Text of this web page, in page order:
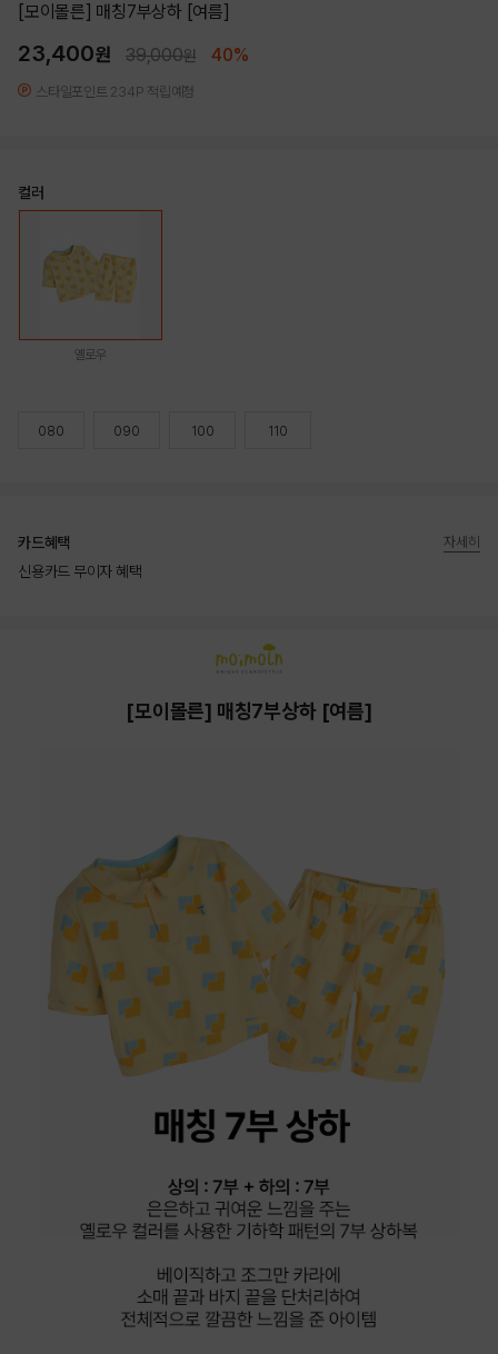
[모이몰른] 매칭7부상하 [여름]
23,400원 39,000원 40%
스타일포인트 234P 적립예정
컬러
옐로우
080 090 100 110
카드혜택
신용카드 무이자 혜택
자세히
[모이몰른] 매칭7부상하 [여름]